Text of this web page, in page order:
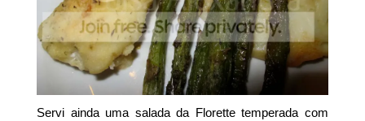
Servi ainda uma salada da Florette temperada com